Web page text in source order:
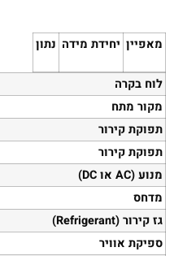
מאפיין יחידת מידה נתון
לוח בקרה
מקור מתח
תפוקת קירור
תפוקת קירור
מנוע (AC או DC)
מדחס
גז קירור (Refrigerant)
ספיקת אוויר